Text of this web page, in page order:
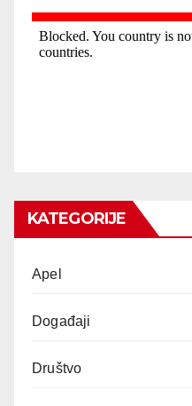
KATEGORIJE
Apel
Događaji
Društvo